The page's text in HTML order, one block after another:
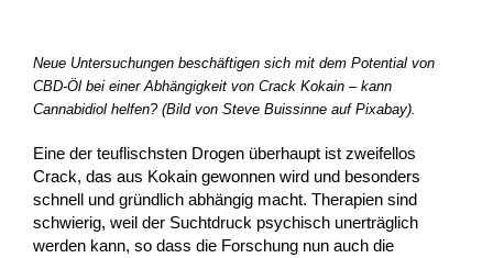
Neue Untersuchungen beschäftigen sich mit dem Potential von
CBD-Öl bei einer Abhängigkeit von Crack Kokain – kann
Cannabidiol helfen? (Bild von Steve Buissinne auf Pixabay).
Eine der teuflischsten Drogen überhaupt ist zweifellos
Crack, das aus Kokain gewonnen wird und besonders
schnell und gründlich abhängig macht. Therapien sind
schwierig, weil der Suchtdruck psychisch unerträglich
werden kann, so dass die Forschung nun auch die